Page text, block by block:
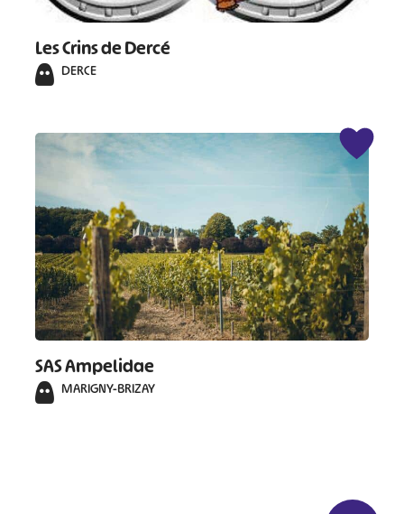
Les Crins de Dercé
DERCE
SAS Ampelidae
MARIGNY-BRIZAY